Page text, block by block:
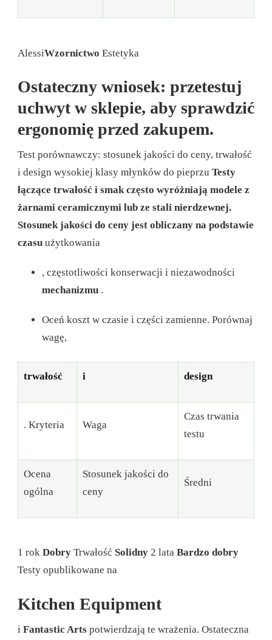
AlessiWzornictwo Estetyka
Ostateczny wniosek: przetestuj
uchwyt w sklepie, aby sprawdzić
ergonomię przed zakupem.
Test porównawczy: stosunek jakości do ceny, trwałość
i design wysokiej klasy młynków do pieprzu Testy
łączące trwałość i smak często wyróżniają modele z
żarnami ceramicznymi lub ze stali nierdzewnej.
Stosunek jakości do ceny jest obliczany na podstawie
czasu użytkowania
, częstotliwości konserwacji i niezawodności
mechanizmu .
Oceń koszt w czasie i części zamienne. Porównaj
wagę,
trwałość i design
. Kryteria Waga
Czas trwania
testu
Ocena
ogólna
Stosunek jakości do
ceny
Średni
1 rok Dobry Trwałość Solidny 2 lata Bardzo dobry
Testy opublikowane na
Kitchen Equipment
i Fantastic Arts potwierdzają te wrażenia. Ostateczna